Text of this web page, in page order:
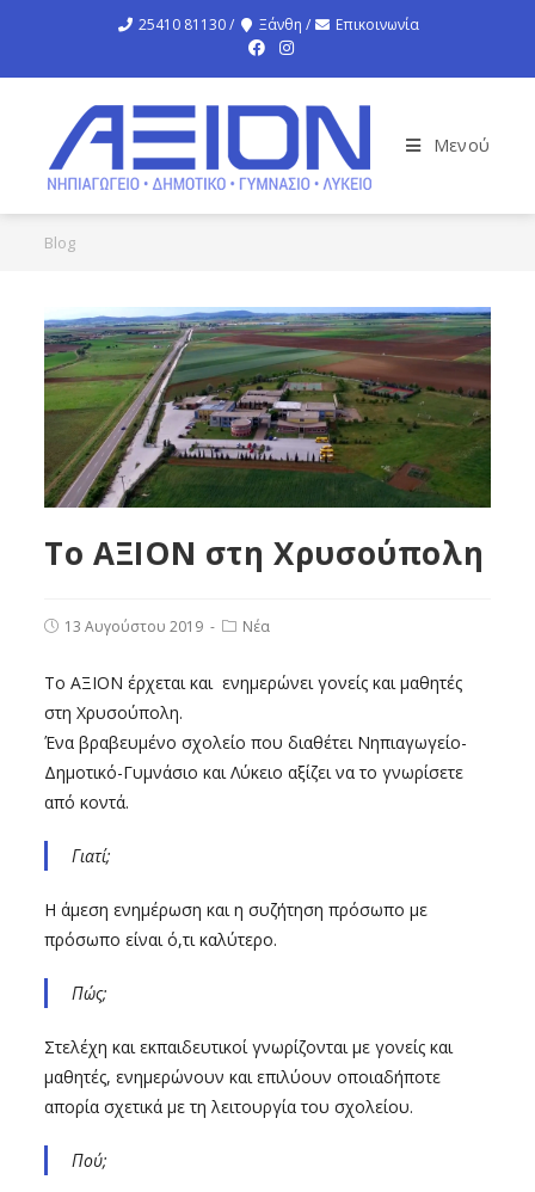
25410 81130 / Ξάνθη / Επικοινωνία
Μενού
Blog
Το ΑΞΙΟΝ στη Χρυσούπολη
13 Αυγούστου 2019 Νέα
Το ΑΞΙΟΝ έρχεται και ενημερώνει γονείς και μαθητές
στη Χρυσούπολη.
Ένα βραβευμένο σχολείο που διαθέτει Νηπιαγωγείο-
Δημοτικό-Γυμνάσιο και Λύκειο αξίζει να το γνωρίσετε
από κοντά.
Γιατί;
Η άμεση ενημέρωση και η συζήτηση πρόσωπο με
πρόσωπο είναι ό,τι καλύτερο.
Πώς;
Στελέχη και εκπαιδευτικοί γνωρίζονται με γονείς και
μαθητές, ενημερώνουν και επιλύουν οποιαδήποτε
απορία σχετικά με τη λειτουργία του σχολείου.
Πού;